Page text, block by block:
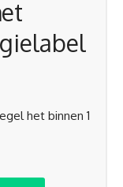
het binnen 1